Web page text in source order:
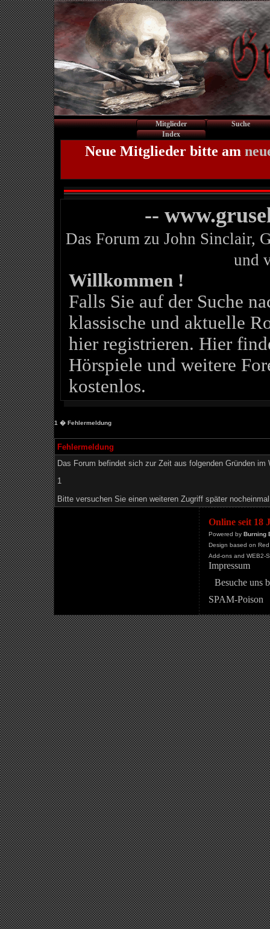
Mitglieder
Suche
Index
Neue Mitglieder bitte am
--
Das Forum zu John Sinclair,
und
Willkommen !
Falls Sie auf der Suche
klassische und aktuelle
hier registrieren. Hier
Hörspiele und weitere
kostenlos.
1 � Fehlermeldung
Fehlermeldung
Das Forum befindet sich zur Zeit aus folgenden Gründen im
1
Bitte versuchen Sie einen weiteren Zugriff später
Online seit 18
Powered by Burning
Design based on
Add-ons and WEB2-
Impressum
Besuche uns
SPAM-Poison